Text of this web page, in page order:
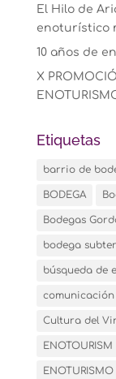
El Hilo de
enoturístico
10 años de
X
Etiquetas
barrio de
BODEGA
Bodegas
bodega
búsqueda de
Cultura del
ENOTOURISM
ENOTURISMO